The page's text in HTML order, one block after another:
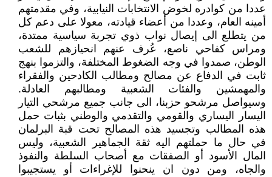
عددا من كوادره لخوض الانتخابات النيابية، وفي مقدمتهم
أمينه العام، وعددا من أعضاء قيادته، معولا على دعم كل
من يتطلع الى إيصال نواب ذوي تجربة سياسية ممتدة،
ومراس كفاحي ناصع، عُرف عنهم انحيازهم للشعب
الوطن، صمدوا في وجه الضغوط المختلفة، والتزموا بنهج
ثابت في الدفاع عن مصالح ومطالب الكادحين والفقراء
والمهمشين والفئات الشعبية ومطالبهم العادلة.
وسيواصل مرشحو حزبنا، الى جانب جميع مرشحي التيار
اليسار اليساري والقومي والتقدمي والوطني بثبات حمل
هذه المطالب وتجسيد هذه المصالح تحت قبة البرلمان
في حال ما حملتهم اليه ثقة الجماهير الشعبية، وليس
المال الأسود أو الصفقات مع أصحاب السلطة والنفوذ
والجاه، ومن دون ان ينحنوا للإغراءات أو يستجيبوا